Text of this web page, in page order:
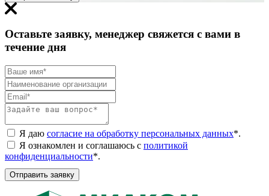
Оставьте заявку, менеджер свяжется с вами в
течение дня
Я даю согласие на обработку персональных данных*.
Я ознакомлен и соглашаюсь с политикой
конфиденциальности*.
Отправить заявку